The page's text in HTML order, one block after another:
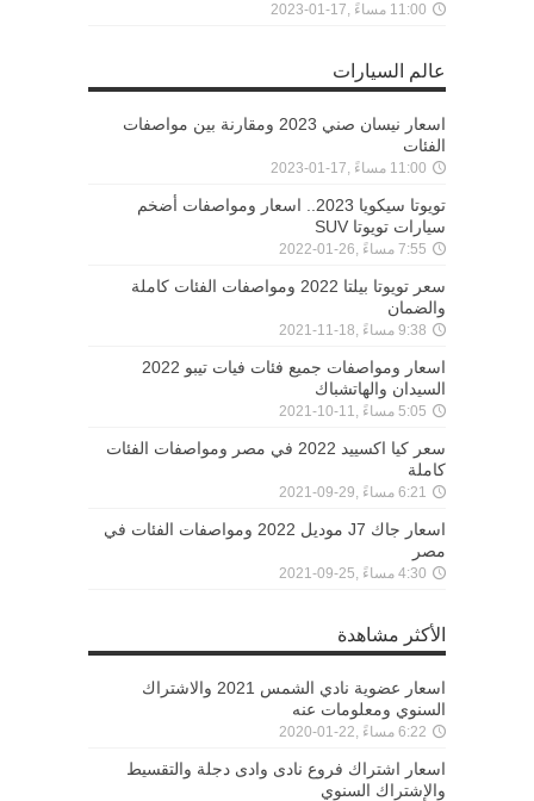
11:00 مساءً ,17-01-2023
عالم السيارات
اسعار نيسان صني 2023 ومقارنة بين مواصفات
الفئات
11:00 مساءً ,17-01-2023
تويوتا سيكويا 2023.. اسعار ومواصفات أضخم
سيارات تويوتا SUV
7:55 مساءً ,26-01-2022
سعر تويوتا بيلتا 2022 ومواصفات الفئات كاملة
والضمان
9:38 مساءً ,18-11-2021
اسعار ومواصفات جميع فئات فيات تيبو 2022
السيدان والهاتشباك
5:05 مساءً ,11-10-2021
سعر كيا اكسييد 2022 في مصر ومواصفات الفئات
كاملة
6:21 مساءً ,29-09-2021
اسعار جاك J7 موديل 2022 ومواصفات الفئات في
مصر
4:30 مساءً ,25-09-2021
الأكثر مشاهدة
اسعار عضوية نادي الشمس 2021 والاشتراك
السنوي ومعلومات عنه
6:22 مساءً ,22-01-2020
اسعار اشتراك فروع نادى وادى دجلة والتقسيط
والإشتراك السنوي